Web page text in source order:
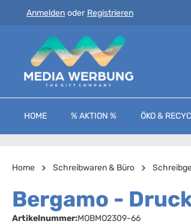
Hauptinhalt springen
Zur Suche springen
Zur Hauptnavigation springen
Anmelden oder Registrieren
HOME % AKTION % ÖKO &
Home Schreibwaren & Büro
Bergamo -
Artikelnummer:MOBMO2309-66